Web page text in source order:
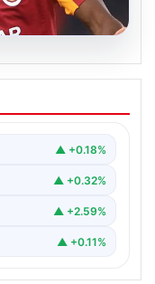
Victor
▲ +0.18%
▲ +0.32%
▲ +2.59%
▲ +0.11%